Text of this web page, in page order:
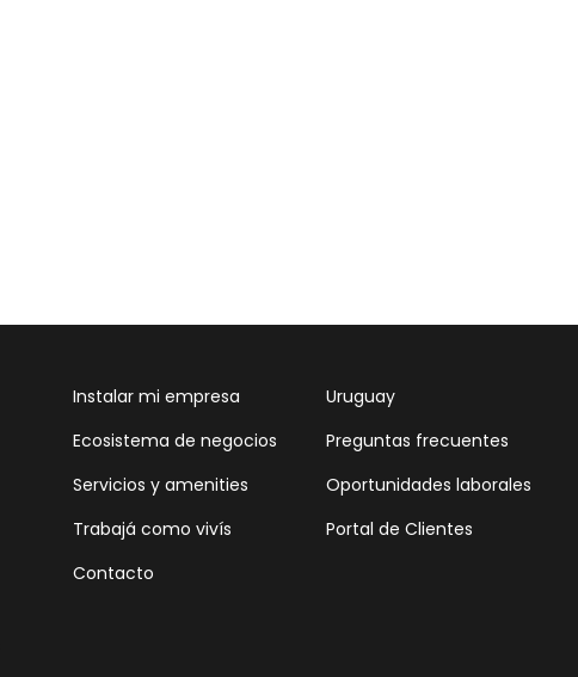
Instalar mi empresa
Ecosistema de negocios
Servicios y amenities
Trabajá como vivís
Contacto
Uruguay
Preguntas frecuentes
Oportunidades laborales
Portal de Clientes